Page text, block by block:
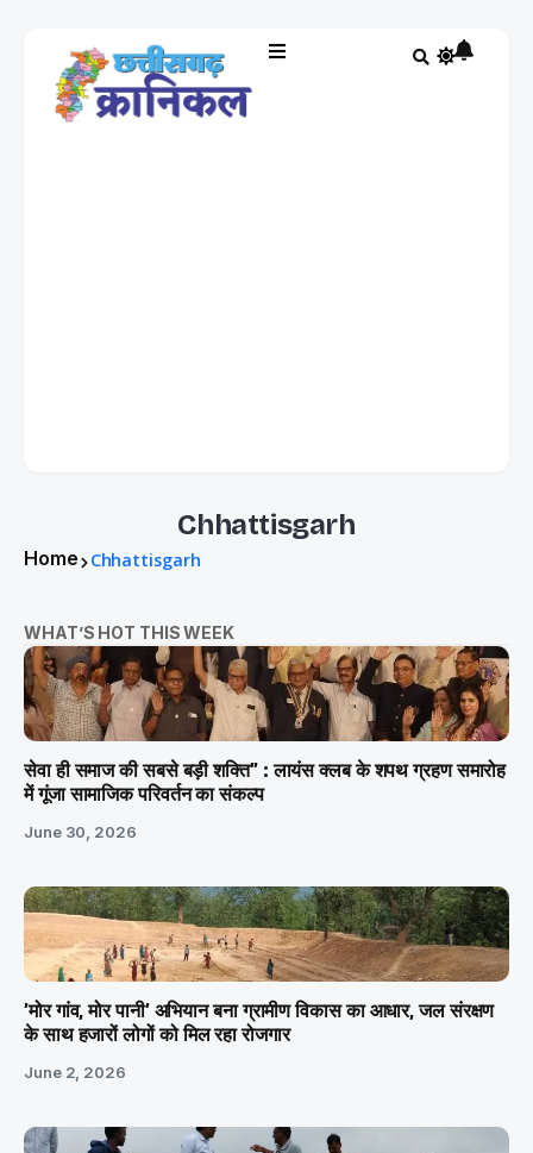
Chhattisgarh
Home Chhattisgarh
WHAT’S HOT THIS WEEK
सेवा ही समाज की सबसे बड़ी शक्ति” : लायंस क्लब के शपथ ग्रहण समारोह
में गूंजा सामाजिक परिवर्तन का संकल्प
June 30, 2026
’मोर गांव, मोर पानी’ अभियान बना ग्रामीण विकास का आधार, जल संरक्षण
के साथ हजारों लोगों को मिल रहा रोजगार
June 2, 2026